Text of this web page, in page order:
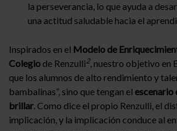
la perseverancia, lo que ayuda a
una actitud saludable hacia el
Inspirados en el Modelo de
Colegio de Renzulli2, nuestro objetivo en
que los alumnos de alto rendimiento y
bambalinas”, sino que tengan el escenario
brillar. Como dice el propio Renzulli, el
implicación, y la implicación conduce al